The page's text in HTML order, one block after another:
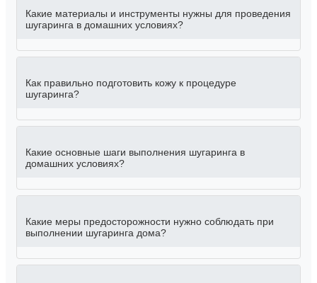
Какие материалы и инструменты нужны для проведения
шугаринга в домашних условиях?
Как правильно подготовить кожу к процедуре
шугаринга?
Какие основные шаги выполнения шугаринга в
домашних условиях?
Какие меры предосторожности нужно соблюдать при
выполнении шугаринга дома?